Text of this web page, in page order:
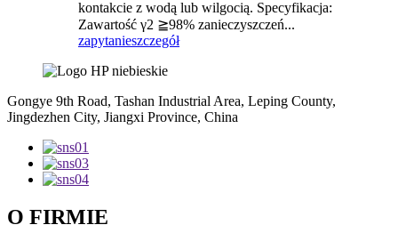
kontakcie z wodą lub wilgocią. Specyfikacja:
Zawartość γ2 ≧98% zanieczyszczeń...
zapytanieszczegół
Gongye 9th Road, Tashan Industrial Area, Leping County,
Jingdezhen City, Jiangxi Province, China
O FIRMIE